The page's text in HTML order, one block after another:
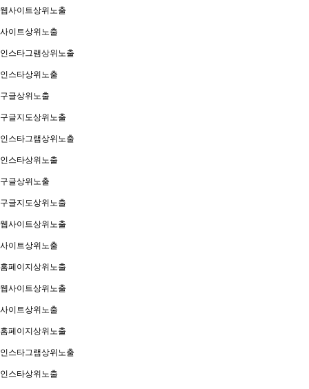
웹사이트상위노출
사이트상위노출
인스타그램상위노출
인스타상위노출
구글상위노출
구글지도상위노출
인스타그램상위노출
인스타상위노출
구글상위노출
구글지도상위노출
웹사이트상위노출
사이트상위노출
홈페이지상위노출
웹사이트상위노출
사이트상위노출
홈페이지상위노출
인스타그램상위노출
인스타상위노출